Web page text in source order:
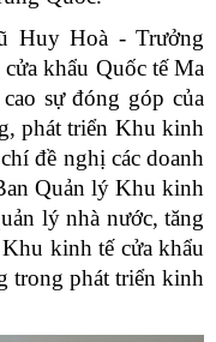
Huy Hoà - Trưởng
khẩu Quốc tế Ma
sự đóng góp của
phát triển Khu kinh
đề nghị các doanh
Quản lý Khu kinh
lý nhà nước, tăng
kinh tế cửa khẩu
trong phát triển kinh